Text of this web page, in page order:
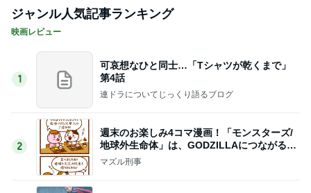
ジャンル人気記事ランキング
映画レビュー
1
可哀想なひと同士…「Tシャツが乾くまで」
第4話
連ドラについてじっくり語るブログ
2
週末のお楽しみ4コマ漫画！「モンスターズ/
地球外生命体」は、GODZILLAにつながる出
世作！
マズル刑事